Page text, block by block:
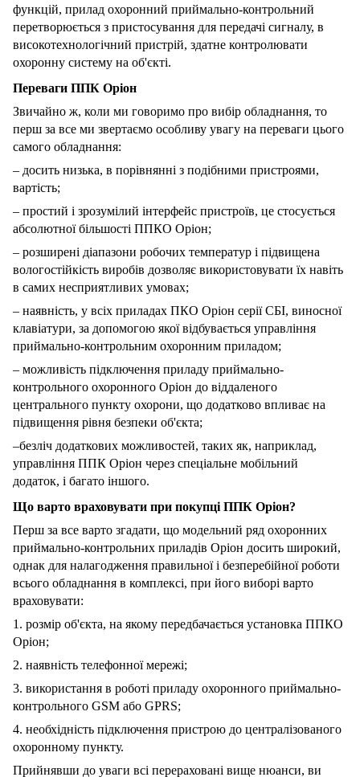
функцій, прилад охоронний приймально-контрольний
перетворюється з пристосування для передачі сигналу, в
високотехнологічний пристрій, здатне контролювати
охоронну систему на об'єкті.
Переваги ППК Оріон
Звичайно ж, коли ми говоримо про вибір обладнання, то
перш за все ми звертаємо особливу увагу на переваги цього
самого обладнання:
– досить низька, в порівнянні з подібними пристроями,
вартість;
– простий і зрозумілий інтерфейс пристроїв, це стосується
абсолютної більшості ППКО Оріон;
– розширені діапазони робочих температур і підвищена
вологостійкість виробів дозволяє використовувати їх навіть
в самих несприятливих умовах;
– наявність, у всіх приладах ПКО Оріон серії СБІ, виносної
клавіатури, за допомогою якої відбувається управління
приймально-контрольним охоронним приладом;
– можливість підключення приладу приймально-
контрольного охоронного Оріон до віддаленого
центрального пункту охорони, що додатково впливає на
підвищення рівня безпеки об'єкта;
–безліч додаткових можливостей, таких як, наприклад,
управління ППК Оріон через спеціальне мобільний
додаток, і багато іншого.
Що варто враховувати при покупці ППК Оріон?
Перш за все варто згадати, що модельний ряд охоронних
приймально-контрольних приладів Оріон досить широкий,
однак для налагодження правильної і безперебійної роботи
всього обладнання в комплексі, при його виборі варто
враховувати:
1. розмір об'єкта, на якому передбачається установка ППКО
Оріон;
2. наявність телефонної мережі;
3. використання в роботі приладу охоронного приймально-
контрольного GSM або GPRS;
4. необхідність підключення пристрою до централізованого
охоронному пункту.
Прийнявши до уваги всі перераховані вище нюанси, ви